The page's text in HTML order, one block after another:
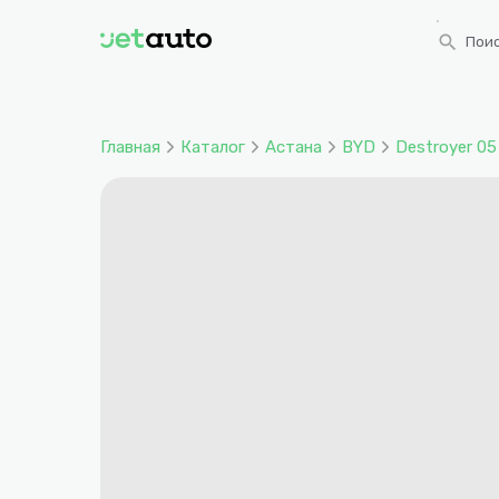
search
Главная Каталог Астана BYD Destroyer 05